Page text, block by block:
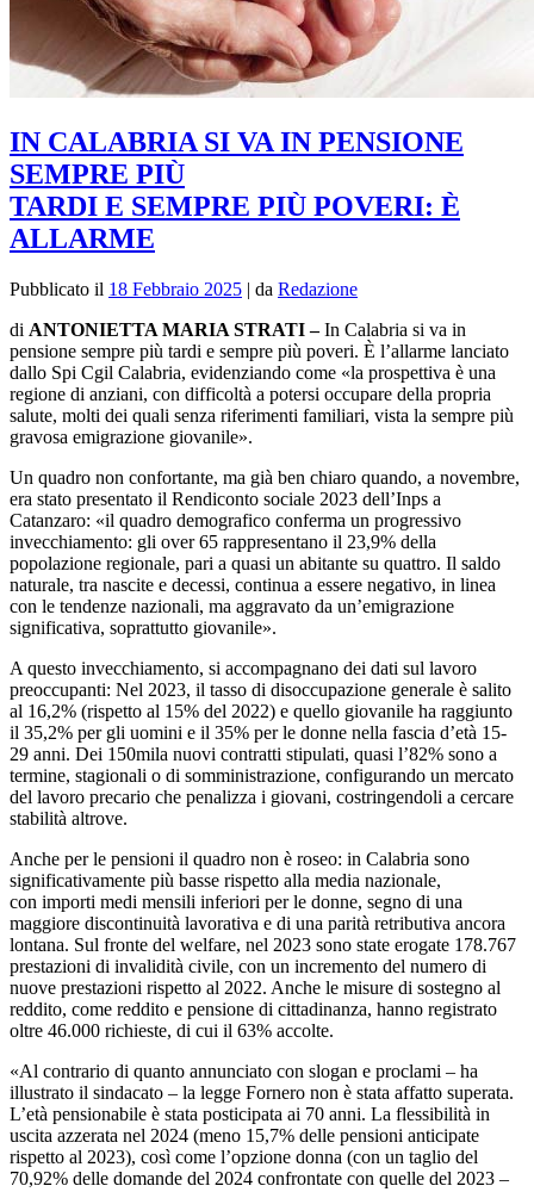
IN CALABRIA SI VA IN PENSIONE
SEMPRE PIÙ
TARDI E SEMPRE PIÙ POVERI: È
ALLARME
Pubblicato il 18 Febbraio 2025 | da Redazione
di ANTONIETTA MARIA STRATI –In Calabria si va in
pensione sempre più tardi e sempre più poveri. È l’allarme lanciato
dallo Spi Cgil Calabria, evidenziando come «la prospettiva è una
regione di anziani, con difficoltà a potersi occupare della propria
salute, molti dei quali senza riferimenti familiari, vista la sempre più
gravosa emigrazione giovanile».
Un quadro non confortante, ma già ben chiaro quando, a novembre,
era stato presentato il Rendiconto sociale 2023 dell’Inps a
Catanzaro: «il quadro demografico conferma un progressivo
invecchiamento: gli over 65 rappresentano il 23,9% della
popolazione regionale, pari a quasi un abitante su quattro. Il saldo
naturale, tra nascite e decessi, continua a essere negativo, in linea
con le tendenze nazionali, ma aggravato da un’emigrazione
significativa, soprattutto giovanile».
A questo invecchiamento, si accompagnano dei dati sul lavoro
preoccupanti: Nel 2023, il tasso di disoccupazione generale è salito
al 16,2% (rispetto al 15% del 2022) e quello giovanile ha raggiunto
il 35,2% per gli uomini e il 35% per le donne nella fascia d’età 15-
29 anni. Dei 150mila nuovi contratti stipulati, quasi l’82% sono a
termine, stagionali o di somministrazione, configurando un mercato
del lavoro precario che penalizza i giovani, costringendoli a cercare
stabilità altrove.
Anche per le pensioni il quadro non è roseo: in Calabria sono
significativamente più basse rispetto alla media nazionale,
con importi medi mensili inferiori per le donne, segno di una
maggiore discontinuità lavorativa e di una parità retributiva ancora
lontana. Sul fronte del welfare, nel 2023 sono state erogate 178.767
prestazioni di invalidità civile, con un incremento del numero di
nuove prestazioni rispetto al 2022. Anche le misure di sostegno al
reddito, come reddito e pensione di cittadinanza, hanno registrato
oltre 46.000 richieste, di cui il 63% accolte.
«Al contrario di quanto annunciato con slogan e proclami – ha
illustrato il sindacato – la legge Fornero non è stata affatto superata.
L’età pensionabile è stata posticipata ai 70 anni. La flessibilità in
uscita azzerata nel 2024 (meno 15,7% delle pensioni anticipate
rispetto al 2023), così come l’opzione donna (con un taglio del
70,92% delle domande del 2024 confrontate con quelle del 2023 –